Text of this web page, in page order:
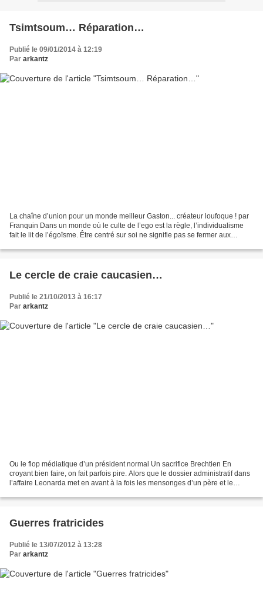
Tsimtsoum… Réparation…
Publié le 09/01/2014 à 12:19
Par arkantz
La chaîne d’union pour un monde meilleur Gaston... créateur loufoque ! par
Franquin Dans un monde où le culte de l’ego est la règle, l’individualisme
fait le lit de l’égoïsme. Être centré sur soi ne signifie pas se fermer aux
Le cercle de craie caucasien…
Publié le 21/10/2013 à 16:17
Par arkantz
Ou le flop médiatique d’un président normal Un sacrifice Brechtien En
croyant bien faire, on fait parfois pire. Alors que le dossier administratif dans
l’affaire Leonarda met en avant à la fois les mensonges d’un père et le
Guerres fratricides
Publié le 13/07/2012 à 13:28
Par arkantz